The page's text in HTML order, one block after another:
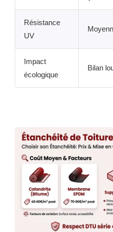
Résistance
UV
Impact
écologique
Bilan